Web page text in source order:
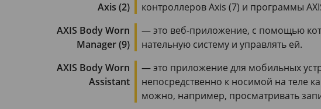
Axis (2)
контроллеров Axis (7) и программы
AXIS Body Worn
Manager (9)
— это веб-приложение, с помощью
нательную систему и управлять ей.
AXIS Body Worn
Assistant
— это приложение для мобильных
непосредственно к носимой на теле
можно, например, просматривать